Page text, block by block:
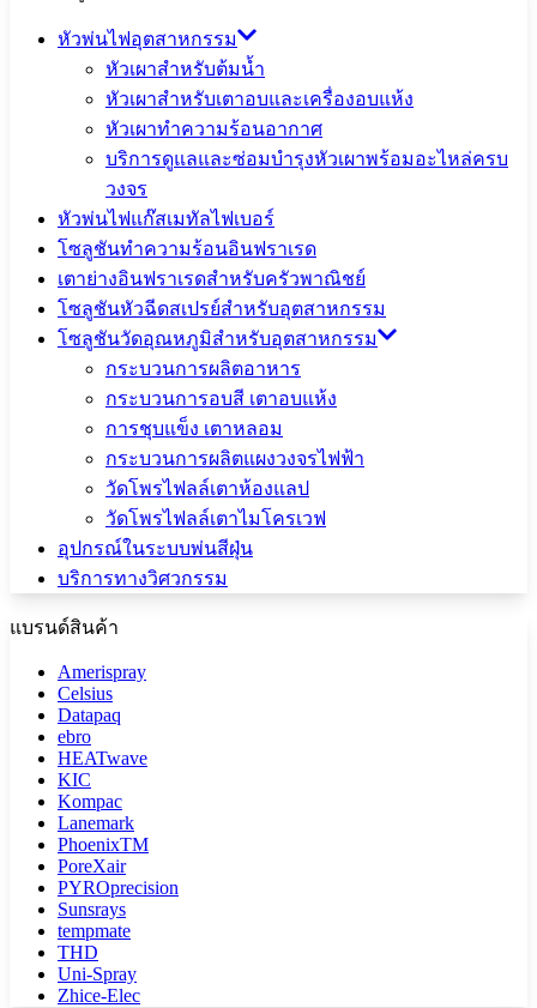
หัวพ่นไฟอุตสาหกรรม
หัวเผาสำหรับต้มน้ำ
หัวเผาสำหรับเตาอบและเครื่องอบแห้ง
หัวเผาทำความร้อนอากาศ
บริการดูแลและซ่อมบำรุงหัวเผาพร้อมอะไหล่ครบ
วงจร
หัวพ่นไฟแก๊สเมทัลไฟเบอร์
โซลูชันทำความร้อนอินฟราเรด
เตาย่างอินฟราเรดสำหรับครัวพาณิชย์
โซลูชันหัวฉีดสเปรย์สำหรับอุตสาหกรรม
โซลูชันวัดอุณหภูมิสำหรับอุตสาหกรรม
กระบวนการผลิตอาหาร
กระบวนการอบสี เตาอบแห้ง
การชุบแข็ง เตาหลอม
กระบวนการผลิตแผงวงจรไฟฟ้า
วัดโพรไฟลล์เตาห้องแลป
วัดโพรไฟลล์เตาไมโครเวฟ
อุปกรณ์ในระบบพ่นสีฝุ่น
บริการทางวิศวกรรม
แบรนด์สินค้า
Amerispray
Celsius
Datapaq
ebro
HEATwave
KIC
Kompac
Lanemark
PhoenixTM
PoreXair
PYROprecision
Sunsrays
tempmate
THD
Uni-Spray
Zhice-Elec